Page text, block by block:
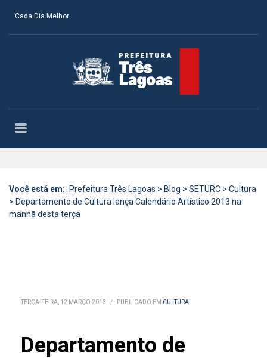
Cada Dia Melhor
Você está em: Prefeitura Três Lagoas > Blog > SETURC > Cultura
> Departamento de Cultura lança Calendário Artístico 2013 na
manhã desta terça
TERÇA-FEIRA, 12 MARÇO 2013 / PUBLICADO EM CULTURA
Departamento de